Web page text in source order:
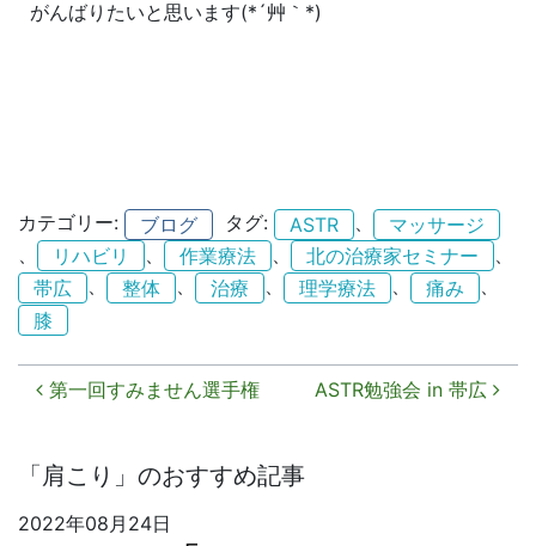
がんばりたいと思います(*´艸｀*)
カテゴリー: ブログ タグ: ASTR 、
マッサージ
リハビリ 作業療法 北の治療家セミナー
帯広
、 整体 、 治療 、 理学療法 、 痛み
、
膝
投稿ナビゲーション
第一回すみません選手権 ASTR勉強会 in 帯広
「肩こり」のおすすめ記事
2022年08月24日